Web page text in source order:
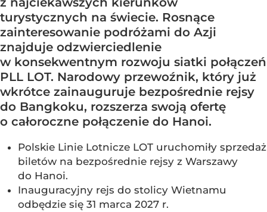
turystycznych na świecie. Rosnące
zainteresowanie podróżami do Azji
znajduje odzwierciedlenie
w konsekwentnym rozwoju siatki połączeń
PLL LOT. Narodowy przewoźnik, który już
wkrótce zainauguruje bezpośrednie rejsy
do Bangkoku, rozszerza swoją ofertę
o całoroczne połączenie do Hanoi.
Polskie Linie Lotnicze LOT uruchomiły sprzedaż
biletów na bezpośrednie rejsy z Warszawy
do Hanoi.
Inauguracyjny rejs do stolicy Wietnamu
odbędzie się 31 marca 2027 r.